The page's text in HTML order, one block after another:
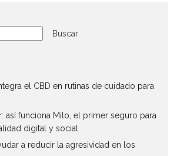
Buscar
el CBD en rutinas de cuidado para
así funciona Milo, el primer seguro para
digital y social
a reducir la agresividad en los